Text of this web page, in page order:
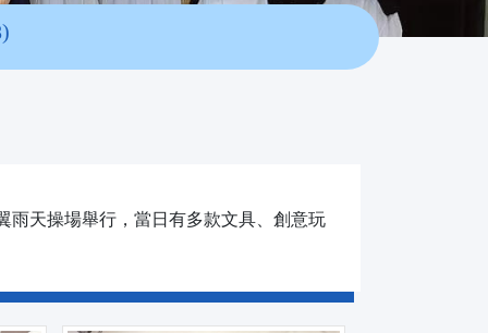
雨天操場舉行，當日有多款文具、創意玩